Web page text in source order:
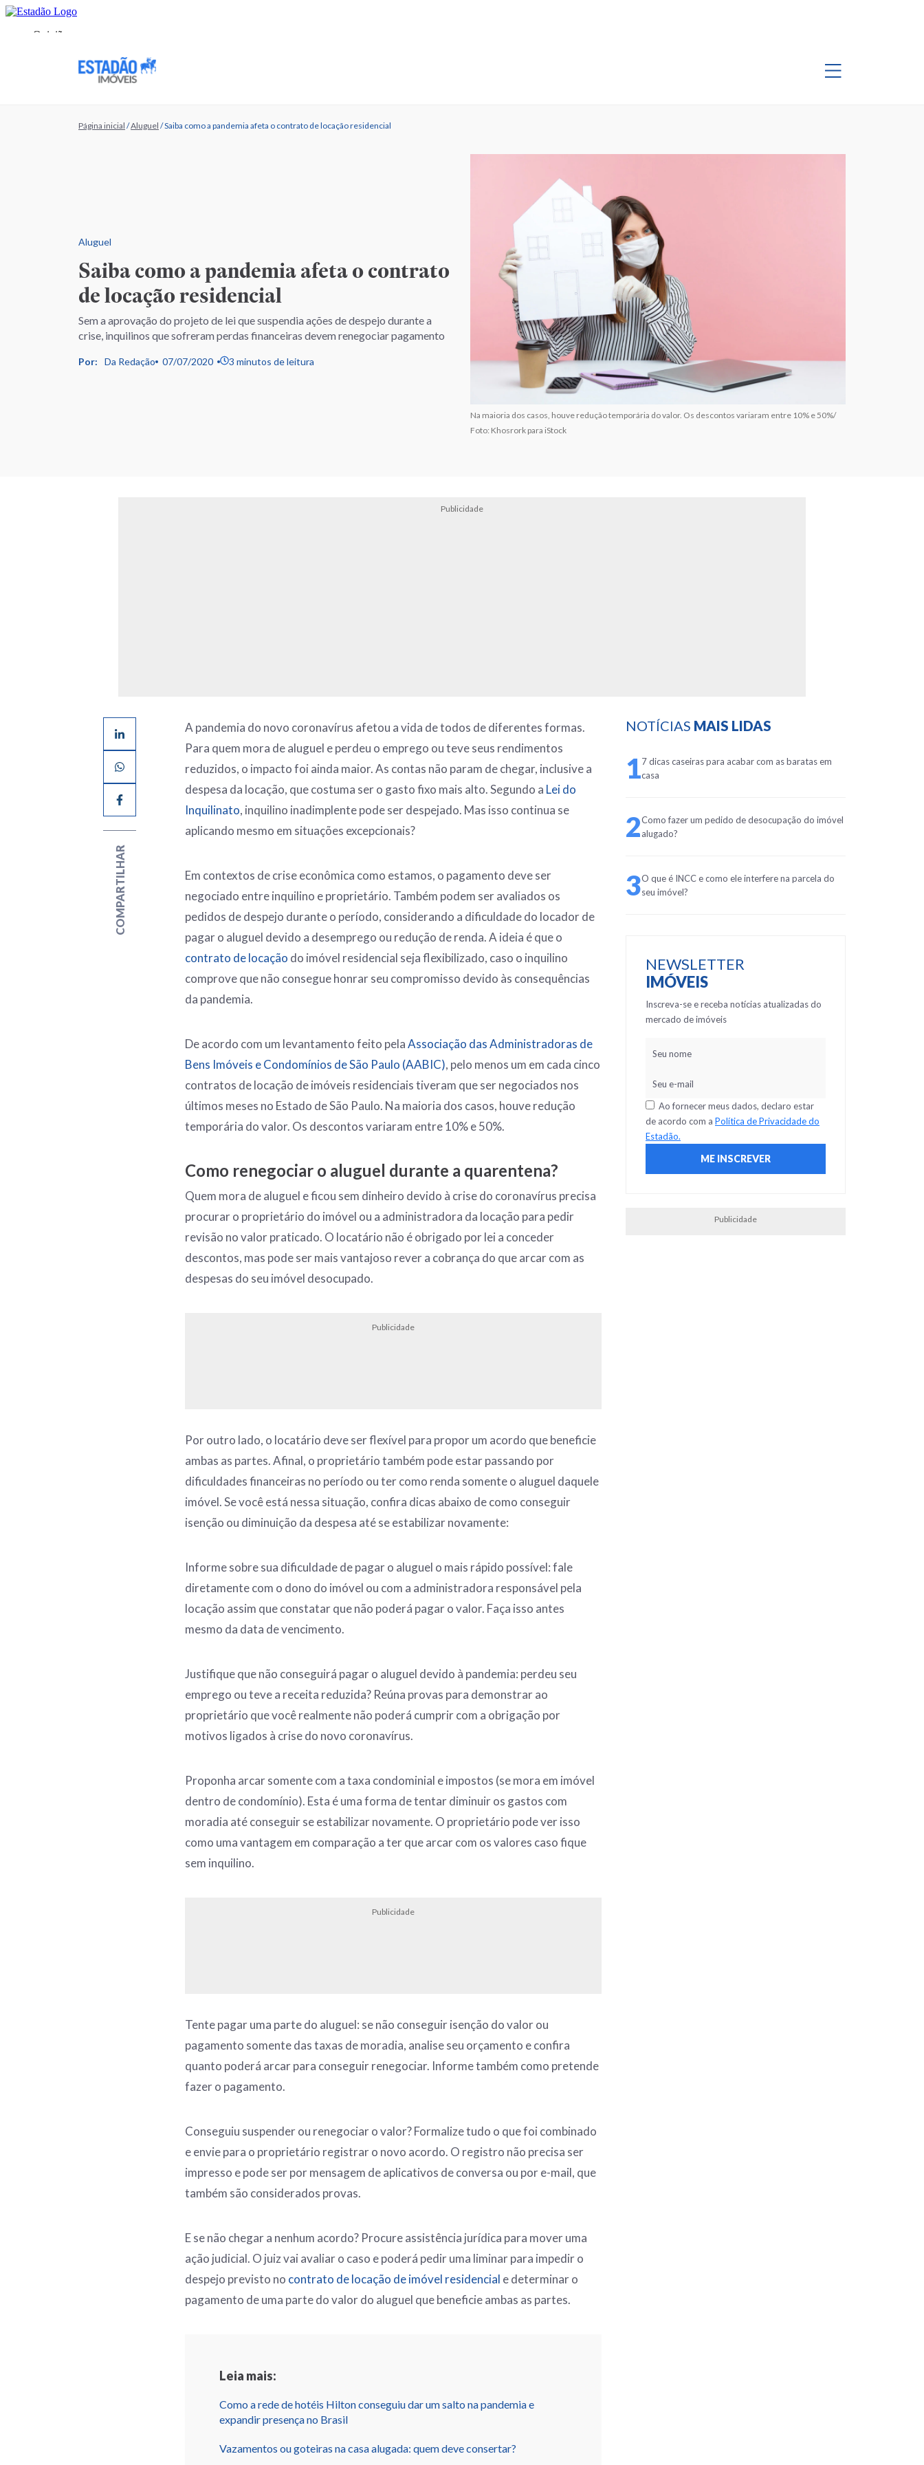
Página inicial /Aluguel /Saiba como a pandemia afeta o contrato de locação residencial
Aluguel
Saiba como a pandemia afeta o contrato
de locação residencial
Sem a aprovação do projeto de lei que suspendia ações de despejo durante a
crise, inquilinos que sofreram perdas financeiras devem renegociar pagamento
Por: Da Redação 07/07/2020 3 minutos de leitura
Na maioria dos casos, houve redução temporária do valor. Os descontos variaram entre 10% e 50%/
Foto: Khosrork para iStock
Publicidade
COMPARTILHAR
A pandemia do novo coronavírus afetou a vida de todos de diferentes formas.
Para quem mora de aluguel e perdeu o emprego ou teve seus rendimentos
reduzidos, o impacto foi ainda maior. As contas não param de chegar, inclusive a
despesa da locação, que costuma ser o gasto fixo mais alto. Segundo a Lei do
Inquilinato, inquilino inadimplente pode ser despejado. Mas isso continua se
aplicando mesmo em situações excepcionais?
Em contextos de crise econômica como estamos, o pagamento deve ser
negociado entre inquilino e proprietário. Também podem ser avaliados os
pedidos de despejo durante o período, considerando a dificuldade do locador de
pagar o aluguel devido a desemprego ou redução de renda. A ideia é que o
contrato de locação do imóvel residencial seja flexibilizado, caso o inquilino
comprove que não consegue honrar seu compromisso devido às consequências
da pandemia.
De acordo com um levantamento feito pelaAssociação das Administradoras de
Bens Imóveis e Condomínios de São Paulo (AABIC), pelo menos um em cada cinco
contratos de locação de imóveis residenciais tiveram que ser negociados nos
últimos meses no Estado de São Paulo. Na maioria dos casos, houve redução
temporária do valor. Os descontos variaram entre 10% e 50%.
Como renegociar o aluguel durante a quarentena?
Quem mora de aluguel e ficou sem dinheiro devido à crise do coronavírus precisa
procurar o proprietário do imóvel ou a administradora da locação para pedir
revisão no valor praticado. O locatário não é obrigado por lei a conceder
descontos, mas pode ser mais vantajoso rever a cobrança do que arcar com as
despesas do seu imóvel desocupado.
Publicidade
Por outro lado, o locatário deve ser flexível para propor um acordo que beneficie
ambas as partes. Afinal, o proprietário também pode estar passando por
dificuldades financeiras no período ou ter como renda somente o aluguel daquele
imóvel. Se você está nessa situação, confira dicas abaixo de como conseguir
isenção ou diminuição da despesa até se estabilizar novamente:
Informe sobre sua dificuldade de pagar o aluguel o mais rápido possível: fale
diretamente com o dono do imóvel ou com a administradora responsável pela
locação assim que constatar que não poderá pagar o valor. Faça isso antes
mesmo da data de vencimento.
Justifique que não conseguirá pagar o aluguel devido à pandemia: perdeu seu
emprego ou teve a receita reduzida? Reúna provas para demonstrar ao
proprietário que você realmente não poderá cumprir com a obrigação por
motivos ligados à crise do novo coronavírus.
Proponha arcar somente com a taxa condominial e impostos (se mora em imóvel
dentro de condomínio). Esta é uma forma de tentar diminuir os gastos com
moradia até conseguir se estabilizar novamente. O proprietário pode ver isso
como uma vantagem em comparação a ter que arcar com os valores caso fique
sem inquilino.
Publicidade
Tente pagar uma parte do aluguel: se não conseguir isenção do valor ou
pagamento somente das taxas de moradia, analise seu orçamento e confira
quanto poderá arcar para conseguir renegociar. Informe também como pretende
fazer o pagamento.
Conseguiu suspender ou renegociar o valor? Formalize tudo o que foi combinado
e envie para o proprietário registrar o novo acordo. O registro não precisa ser
impresso e pode ser por mensagem de aplicativos de conversa ou por e-mail, que
também são considerados provas.
E se não chegar a nenhum acordo? Procure assistência jurídica para mover uma
ação judicial. O juiz vai avaliar o caso e poderá pedir uma liminar para impedir o
despejo previsto no contrato de locação de imóvel residencial e determinar o
pagamento de uma parte do valor do aluguel que beneficie ambas as partes.
Leia mais:
Como a rede de hotéis Hilton conseguiu dar um salto na pandemia e
expandir presença no Brasil
Vazamentos ou goteiras na casa alugada: quem deve consertar?
NOTÍCIAS MAIS LIDAS
17 dicas caseiras para acabar com as baratas em
casa
2Como fazer um pedido de desocupação do imóvel
alugado?
3O que é INCC e como ele interfere na parcela do
seu imóvel?
NEWSLETTER
IMÓVEIS
Inscreva-se e receba notícias atualizadas do
mercado de imóveis
Ao fornecer meus dados, declaro estar
de acordo com a Política de Privacidade do
Estadão.
Publicidade